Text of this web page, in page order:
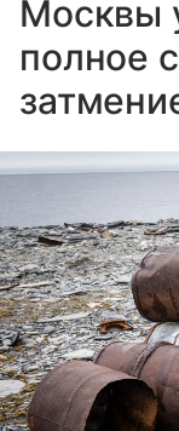
Москвы
полное